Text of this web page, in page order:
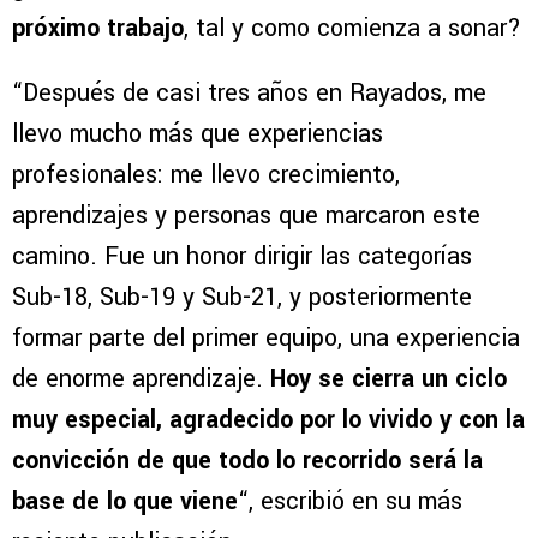
próximo trabajo, tal y como comienza a sonar?
“Después de casi tres años en Rayados, me
llevo mucho más que experiencias
profesionales: me llevo crecimiento,
aprendizajes y personas que marcaron este
camino. Fue un honor dirigir las categorías
Sub-18, Sub-19 y Sub-21, y posteriormente
formar parte del primer equipo, una experiencia
de enorme aprendizaje. Hoy se cierra un ciclo
muy especial, agradecido por lo vivido y con la
convicción de que todo lo recorrido será la
base de lo que viene“, escribió en su más